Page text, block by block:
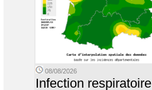
08/08/2026
Infection respiratoire